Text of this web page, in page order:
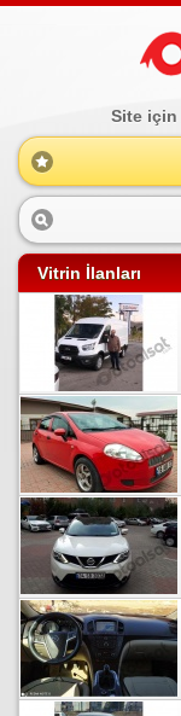
Site için
Vitrin İlanları